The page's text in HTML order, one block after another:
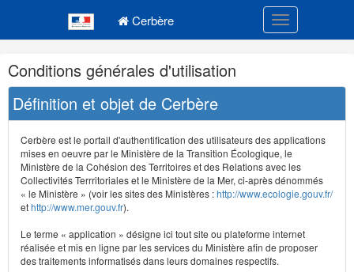
Cerbère Toggle
Navigation
et
outils
annexes
Conditions générales d'utilisation
Définition et objet de Cerbère
Cerbère est le portail d'authentification des utilisateurs des applications
mises en oeuvre par le Ministère de la Transition Écologique, le
Ministère de la Cohésion des Territoires et des Relations avec les
Collectivités Terrritoriales et le Ministère de la Mer, ci-après dénommés
« le Ministère » (voir les sites des Ministères :http://www.ecologie.gouv.fr/
ethttp://www.mer.gouv.fr).
Le terme « application » désigne ici tout site ou plateforme internet
réalisée et mis en ligne par les services du Ministère afin de proposer
des traitements informatisés dans leurs domaines respectifs.